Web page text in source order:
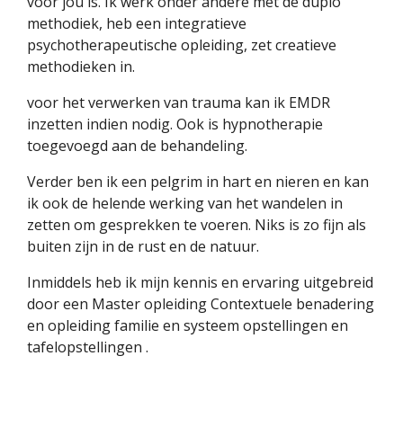
methodiek, heb een integratieve
psychotherapeutische opleiding, zet creatieve
methodieken in.
voor het verwerken van trauma kan ik EMDR
inzetten indien nodig. Ook is hypnotherapie
toegevoegd aan de behandeling.
Verder ben ik een pelgrim in hart en nieren en kan
ik ook de helende werking van het wandelen in
zetten om gesprekken te voeren. Niks is zo fijn als
buiten zijn in de rust en de natuur.
Inmiddels heb ik mijn kennis en ervaring uitgebreid
door een Master opleiding Contextuele benadering
en opleiding familie en systeem opstellingen en
tafelopstellingen .